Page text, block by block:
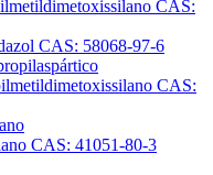
CAS:
CAS: 58068-97-6
CAS:
CAS: 41051-80-3